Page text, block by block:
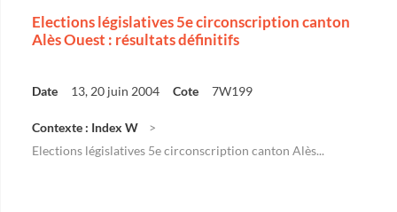
Elections législatives 5e circonscription canton
Alès Ouest : résultats définitifs
Date 13, 20 juin 2004 Cote 7W199
Contexte : Index W
Elections législatives 5e circonscription canton Alès...